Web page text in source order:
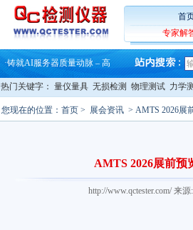
首
专家解
蔡司软件 | 高效变形分析能
铸就AI服务器质量动脉 – 高
铸就AI服务器质量动脉 – 高
·ZEISS BOSELLO ADR 让内部缺
·蔡司和亿纬锂能达成战略合作
·大牌云集 买家升级 ——26
热门关键字： 量仪量具 无损检测 物理测试 力学
您现在的位置： 首页 > 展会资讯 > AMTS 2026展
AMTS 2026展前预
http://www.qctester.com/ 来